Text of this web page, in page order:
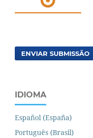
ENVIAR SUBMISSÃO
IDIOMA
Español (España)
Português (Brasil)